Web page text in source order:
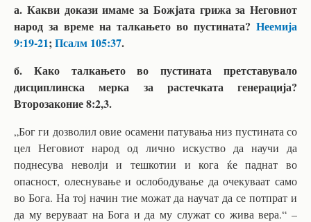
а. Какви докази имаме за Божјата грижа за Неговиот
народ за време на талкањето во пустината? Неемија
9:19-21;Псалм 105:37.
б. Како талкањето во пустината претставувало
дисциплинска мерка за растечката генерација?
Второзаконие 8:2,3.
„Бог ги дозволил овие осамени патувања низ пустината со
цел Неговиот народ од лично искуство да научи да
поднесува неволји и тешкотии и кога ќе паднат во
опасност, олеснување и ослободување да очекуваат само
во Бога. На тој начин тие можат да научат да се потпрат и
да му веруваат на Бога и да му служат со жива вера.“ –